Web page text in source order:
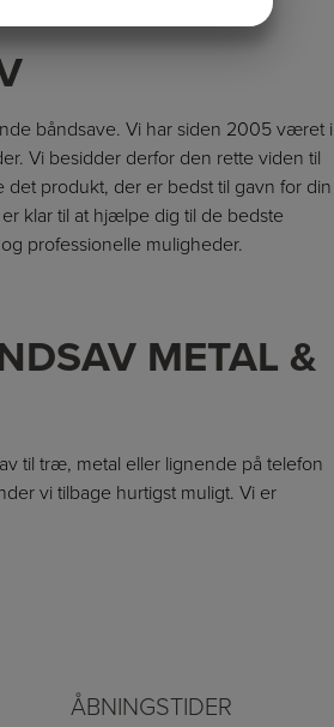
båndsave. Vi har siden 2005 været i
Vi besidder derfor den rette viden til
produkt, der er bedst til gavn for din
klar til at hjælpe dig til de bedste
professionelle muligheder.
METAL &
til træ, metal eller lignende på telefon
vi tilbage hurtigst muligt. Vi er
ÅBNINGSTIDER